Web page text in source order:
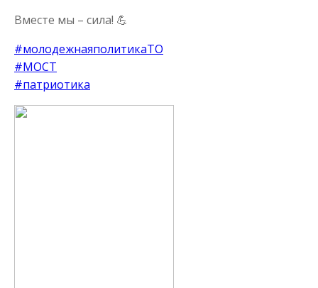
Вместе мы – сила! 💪
#молодежнаяполитикаТО
#МОСТ
#патриотика